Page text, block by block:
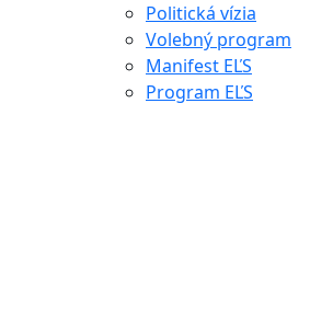
Politická vízia
Volebný program
Manifest EĽS
Program EĽS